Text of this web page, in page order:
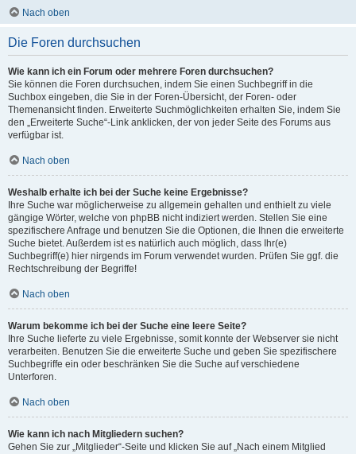
Nach oben
Die Foren durchsuchen
Wie kann ich ein Forum oder mehrere Foren durchsuchen?
Sie können die Foren durchsuchen, indem Sie einen Suchbegriff in die
Suchbox eingeben, die Sie in der Foren-Übersicht, der Foren- oder
Themenansicht finden. Erweiterte Suchmöglichkeiten erhalten Sie, indem Sie
den „Erweiterte Suche“-Link anklicken, der von jeder Seite des Forums aus
verfügbar ist.
Nach oben
Weshalb erhalte ich bei der Suche keine Ergebnisse?
Ihre Suche war möglicherweise zu allgemein gehalten und enthielt zu viele
gängige Wörter, welche von phpBB nicht indiziert werden. Stellen Sie eine
spezifischere Anfrage und benutzen Sie die Optionen, die Ihnen die erweiterte
Suche bietet. Außerdem ist es natürlich auch möglich, dass Ihr(e)
Suchbegriff(e) hier nirgends im Forum verwendet wurden. Prüfen Sie ggf. die
Rechtschreibung der Begriffe!
Nach oben
Warum bekomme ich bei der Suche eine leere Seite?
Ihre Suche lieferte zu viele Ergebnisse, somit konnte der Webserver sie nicht
verarbeiten. Benutzen Sie die erweiterte Suche und geben Sie spezifischere
Suchbegriffe ein oder beschränken Sie die Suche auf verschiedene
Unterforen.
Nach oben
Wie kann ich nach Mitgliedern suchen?
Gehen Sie zur „Mitglieder“-Seite und klicken Sie auf „Nach einem Mitglied